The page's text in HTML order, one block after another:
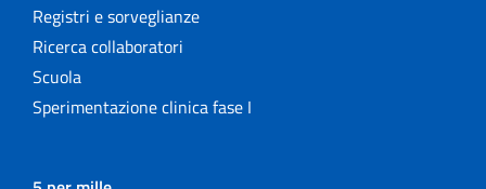
Registri e sorveglianze
Ricerca collaboratori
Scuola
Sperimentazione clinica fase I